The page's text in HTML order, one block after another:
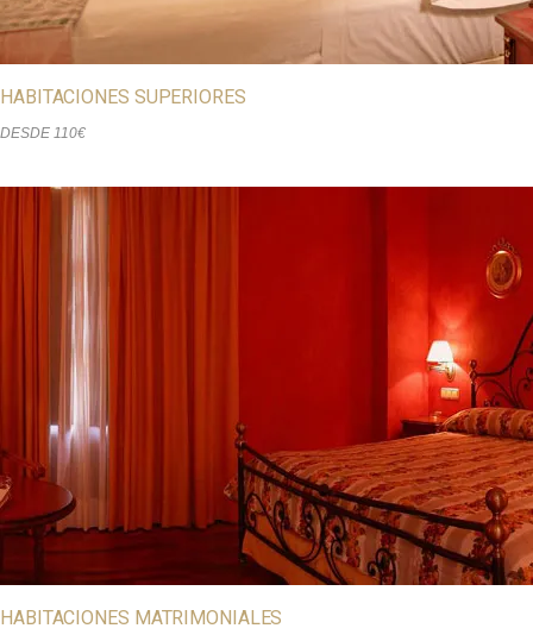
HABITACIONES SUPERIORES
DESDE 110€
HABITACIONES MATRIMONIALES